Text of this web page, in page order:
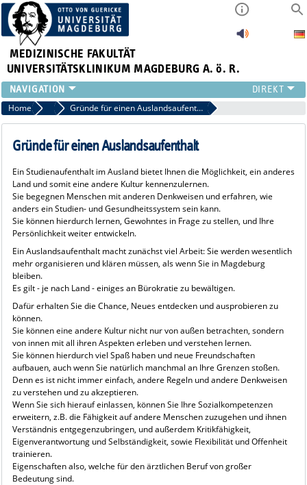
MEDIZINISCHE FAKULTÄT
UNIVERSITÄTSKLINIKUM MAGDEBURG A. ö. R.
INSTITUTE
KLINIKEN
ZENTRALE EINRICHTUNGEN
PRESSE
ÜBER UNS
INTERNATIONAL
INTRANET
Home Studierende der Medizinischen FakultätGründe für einen Auslandsaufenthalt
Gründe für einen Auslandsaufenthalt
Ein Studienaufenthalt im Ausland bietet Ihnen die Möglichkeit, ein anderes
Land und somit eine andere Kultur kennenzulernen.
Sie begegnen Menschen mit anderen Denkweisen und erfahren, wie
anders ein Studien- und Gesundheitssystem sein kann.
Sie können hierdurch lernen, Gewohntes in Frage zu stellen, und Ihre
Persönlichkeit weiter entwickeln.
Ein Auslandsaufenthalt macht zunächst viel Arbeit: Sie werden wesentlich
mehr organisieren und klären müssen, als wenn Sie in Magdeburg
bleiben.
Es gilt - je nach Land - einiges an Bürokratie zu bewältigen.
Dafür erhalten Sie die Chance, Neues entdecken und ausprobieren zu
können.
Sie können eine andere Kultur nicht nur von außen betrachten, sondern
von innen mit all ihren Aspekten erleben und verstehen lernen.
Sie können hierdurch viel Spaß haben und neue Freundschaften
aufbauen, auch wenn Sie natürlich manchmal an Ihre Grenzen stoßen.
Denn es ist nicht immer einfach, andere Regeln und andere Denkweisen
zu verstehen und zu akzeptieren.
Wenn Sie sich hierauf einlassen, können Sie Ihre Sozialkompetenzen
erweitern, z.B. die Fähigkeit auf andere Menschen zuzugehen und ihnen
Verständnis entgegenzubringen, und außerdem Kritikfähigkeit,
Eigenverantwortung und Selbständigkeit, sowie Flexibilität und Offenheit
trainieren.
Eigenschaften also, welche für den ärztlichen Beruf von großer
Bedeutung sind.